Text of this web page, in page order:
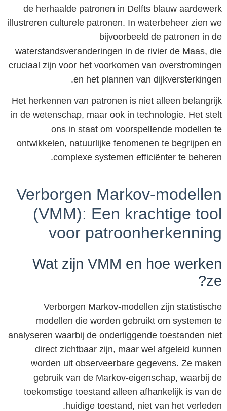
de herhaalde patronen in Delfts blauw aardewerk
illustreren culturele patronen. In waterbeheer zien we
bijvoorbeeld de patronen in de
waterstandsveranderingen in de rivier de Maas, die
cruciaal zijn voor het voorkomen van overstromingen
en het plannen van dijkversterkingen.
Het herkennen van patronen is niet alleen belangrijk
in de wetenschap, maar ook in technologie. Het stelt
ons in staat om voorspellende modellen te
ontwikkelen, natuurlijke fenomenen te begrijpen en
complexe systemen efficiënter te beheren.
Verborgen Markov-modellen
(VMM): Een krachtige tool
voor patroonherkenning
Wat zijn VMM en hoe werken
ze?
Verborgen Markov-modellen zijn statistische
modellen die worden gebruikt om systemen te
analyseren waarbij de onderliggende toestanden niet
direct zichtbaar zijn, maar wel afgeleid kunnen
worden uit observeerbare gegevens. Ze maken
gebruik van de Markov-eigenschap, waarbij de
toekomstige toestand alleen afhankelijk is van de
huidige toestand, niet van het verleden.